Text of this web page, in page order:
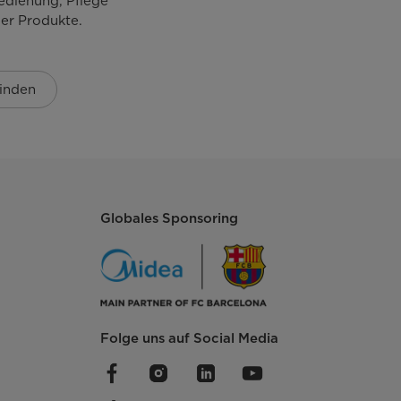
Produkte.
Globales Sponsoring
Folge uns auf Social Media